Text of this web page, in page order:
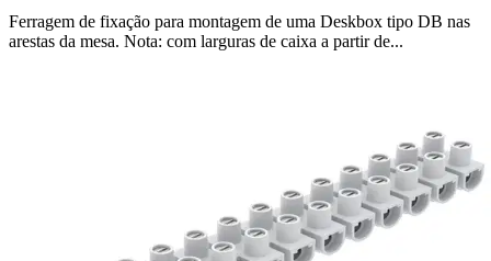
Ferragem de fixação para montagem de uma Deskbox tipo DB nas
arestas da mesa. Nota: com larguras de caixa a partir de...